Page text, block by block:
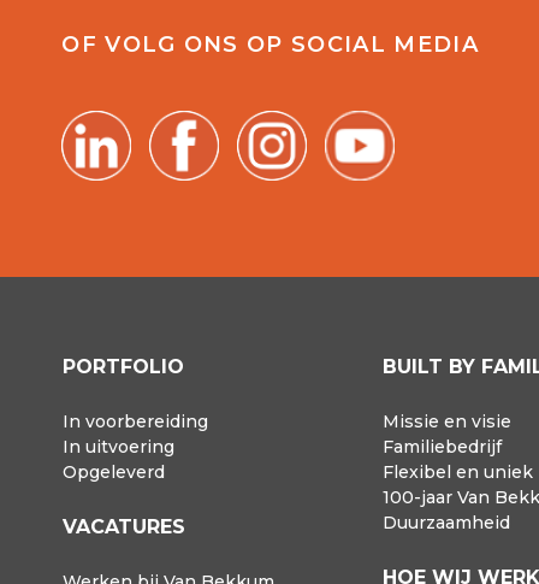
OF VOLG ONS OP SOCIAL MEDIA
PORTFOLIO
In voorbereiding
In uitvoering
Opgeleverd
VACATURES
BUILT BY
Missie en visie
Familiebedrijf
Flexibel en uniek
100-jaar Van
Duurzaamheid
HOE WIJ